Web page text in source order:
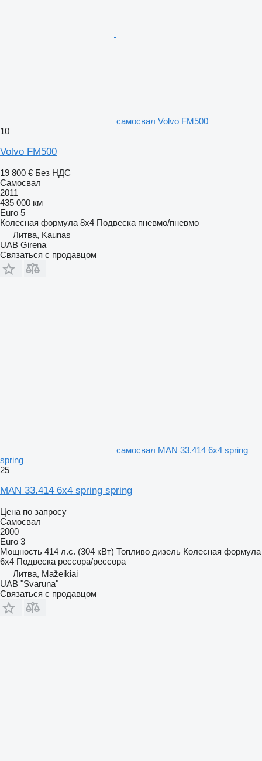
самосвал Volvo FM500
10
Volvo FM500
19 800 € Без НДС
Самосвал
2011
435 000 км
Euro 5
Колесная формула 8x4 Подвеска пневмо/пневмо
Литва, Kaunas
UAB Girena
Связаться с продавцом
самосвал MAN 33.414 6x4 spring
spring
25
MAN 33.414 6x4 spring spring
Цена по запросу
Самосвал
2000
Euro 3
Мощность 414 л.с. (304 кВт) Топливо дизель Колесная формула
6x4 Подвеска рессора/рессора
Литва, Mažeikiai
UAB "Svaruna"
Связаться с продавцом